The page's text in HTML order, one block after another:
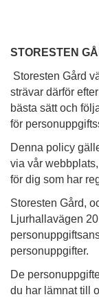
STORESTEN
Storesten Gård
strävar därför
bästa sätt och
för
Denna policy
via vår
för dig som har
Storesten Gård,
Ljurhallavägen
personuppgifter.
De
du har lämnat till